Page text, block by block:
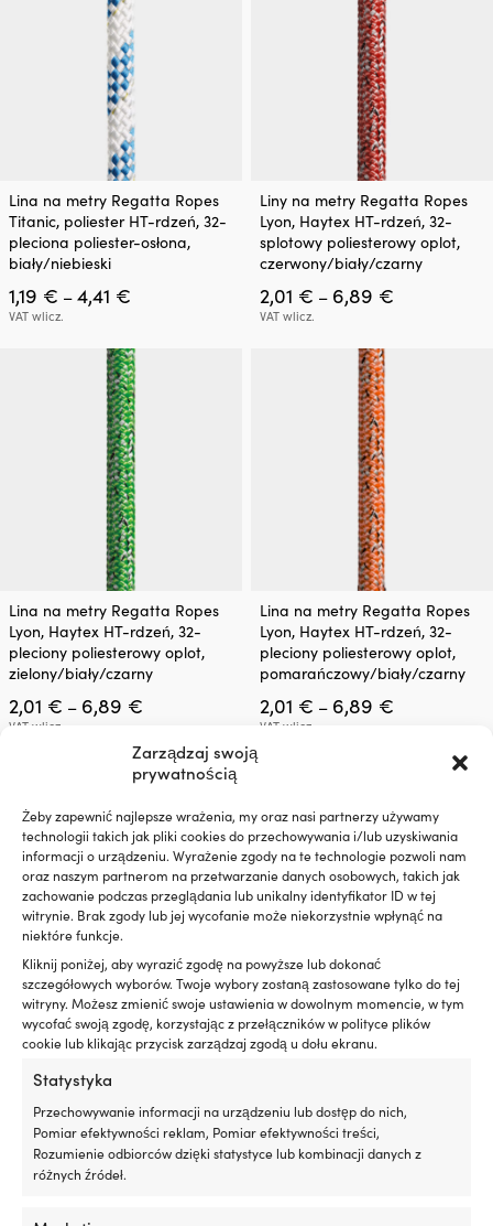
Zarządzaj swoją
prywatnością
Żeby zapewnić najlepsze wrażenia, my oraz nasi partnerzy używamy
technologii takich jak pliki cookies do przechowywania i/lub uzyskiwania
informacji o urządzeniu. Wyrażenie zgody na te technologie pozwoli nam
oraz naszym partnerom na przetwarzanie danych osobowych, takich jak
zachowanie podczas przeglądania lub unikalny identyfikator ID w tej
witrynie. Brak zgody lub jej wycofanie może niekorzystnie wpłynąć na
niektóre funkcje.
Kliknij poniżej, aby wyrazić zgodę na powyższe lub dokonać
szczegółowych wyborów. Twoje wybory zostaną zastosowane tylko do tej
witryny. Możesz zmienić swoje ustawienia w dowolnym momencie, w tym
wycofać swoją zgodę, korzystając z przełączników w polityce plików
cookie lub klikając przycisk zarządzaj zgodą u dołu ekranu.
Statystyka
Przechowywanie informacji na urządzeniu lub dostęp do nich,
Pomiar efektywności reklam, Pomiar efektywności treści,
Rozumienie odbiorców dzięki statystyce lub kombinacji danych z
różnych źródeł.
Ten
produkt
ma
wiele
wariantów.
Opcje
można
Lina na metry Regatta Ropes
Titanic, poliester HT-rdzeń, 32-
pleciona poliester-osłona,
biały/niebieski
1,19 € –4,41 €
1,19 €
do
4,41 €
VAT wlicz.
Ten
produkt
ma
wiele
wariantów.
Opcje
można
Liny na metry Regatta Ropes
Lyon, Haytex HT-rdzeń, 32-
splotowy poliesterowy oplot,
czerwony/biały/czarny
2,01 € – 6,89 €Zakres
VAT wlicz.
Ten
produkt
ma
wiele
wariantów.
Opcje
można
produktu
Lina na metry Regatta Ropes
Lyon, Haytex HT-rdzeń, 32-
pleciony poliesterowy oplot,
zielony/biały/czarny
2,01 € – 6,89 €
2,01 €
do
VAT wlicz.
Ten
produkt
ma
wiele
wariantów.
Opcje
można
wybrać
na
produktu
Lina na metry Regatta Ropes
Lyon, Haytex HT-rdzeń, 32-
pleciony poliesterowy oplot,
pomarańczowy/biały/czarny
2,01 € – 6,89 €Zakres
6,89 €
VAT wlicz.
Ten
produkt
ma
wiele
wariantów.
Opcje
można
wybrać
produktu
Lina na metry Regatta Ropes
Titanic, rdzeń z poliestru HT,
poliestru, biały/czerwony
1,19€–4,41€Zakres
cen:
od
VAT wlicz.
Ten
produkt
ma
Opcje
można
wybrać
Lina na metry Regatta Ropes
Titanic, rdzeń z poliestru HT,
1,19 € –4,41€Zakres
od
VAT wlicz.